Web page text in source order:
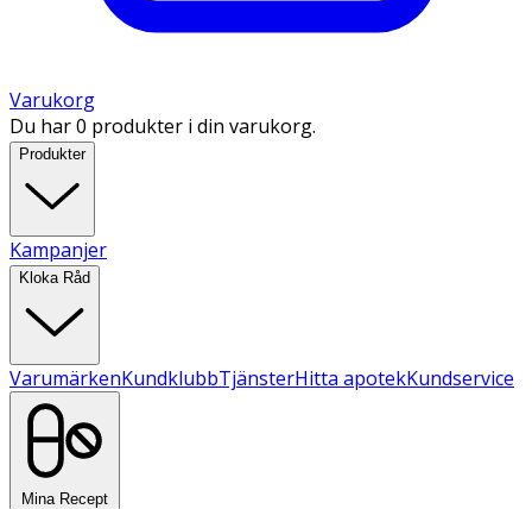
Varukorg
Du har 0 produkter i din varukorg.
Produkter
Kampanjer
Kloka Råd
VarumärkenKundklubbTjänsterHitta apotekKundservice
Mina Recept